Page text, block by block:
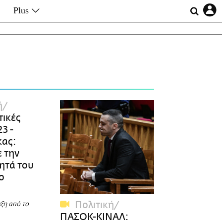
Plus
Απώλειες
Επιλογές
-
την
του
από το
Πολιτική
ΠΑΣΟΚ-ΚΙΝΑΛ: